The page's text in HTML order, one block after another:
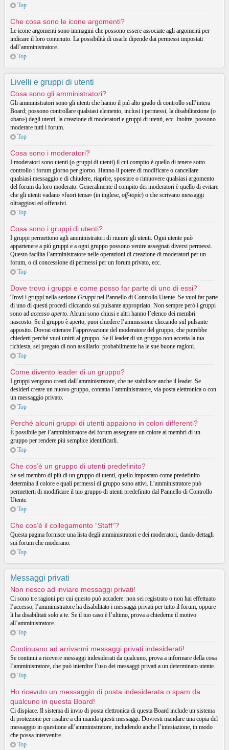
Top
Che cosa sono le icone argomenti?
Le icone argomenti sono immagini che possono essere associate agli argomenti per
indicare il loro contenuto. La possibilità di usarle dipende dai permessi impostati
dall’amministratore.
Top
Livelli e gruppi di utenti
Cosa sono gli amministratori?
Gli amministratori sono gli utenti che hanno il piú alto grado di controllo sull’intera
Board; possono controllare qualsiasi elemento, inclusi i permessi, la disabilitazione (o
«ban») degli utenti, la creazione di moderatori e gruppi di utenti, ecc. Inoltre, possono
moderare tutti i forum.
Top
Cosa sono i moderatori?
I moderatori sono utenti (o gruppi di utenti) il cui compito è quello di tenere sotto
controllo i forum giorno per giorno. Hanno il potere di modificare o cancellare
qualsiasi messaggio e di chiudere, riaprire, spostare o rimuovere qualsiasi argomento
del forum da loro moderato. Generalmente il compito dei moderatori è quello di evitare
che gli utenti vadano «fuori tema» (in inglese, off-topic) o che scrivano messaggi
oltraggiosi ed offensivi.
Top
Cosa sono i gruppi di utenti?
I gruppi permettono agli amministratori di riunire gli utenti. Ogni utente può
appartenere a piú gruppi e a ogni gruppo possono venire assegnati diversi permessi.
Questo facilita l’amministratore nelle operazioni di creazione di moderatori per un
forum, o di concessione di permessi per un forum privato, ecc.
Top
Dove trovo i gruppi e come posso far parte di uno di essi?
Trovi i gruppi nella sezione Gruppi nel Pannello di Controllo Utente. Se vuoi far parte
di uno di questi procedi cliccando sul pulsante appropriato. Non sempre però i gruppi
sono ad accesso aperto. Alcuni sono chiusi e altri hanno l’elenco dei membri
nascosto. Se il gruppo è aperto, puoi chiedere l’ammissione cliccando sul pulsante
apposito. Dovrai ottenere l’approvazione del moderatore del gruppo, che potrebbe
chiederti perché vuoi unirti al gruppo. Se il leader di un gruppo non accetta la tua
richiesta, sei pregato di non assillarlo: probabilmente ha le sue buone ragioni.
Top
Come divento leader di un gruppo?
I gruppi vengono creati dall’amministratore, che ne stabilisce anche il leader. Se
desideri creare un nuovo gruppo, contatta l’amministratore, via posta elettronica o con
un messaggio privato.
Top
Perché alcuni gruppi di utenti appaiono in colori differenti?
È possibile per l’amministratore del forum assegnare un colore ai membri di un
gruppo per rendere piú semplice identificarli.
Top
Che cos’è un gruppo di utenti predefinito?
Se sei membro di piú di un gruppo di utenti, quello impostato come predefinito
determina il colore e quali permessi di gruppo sono attivi. L’amministratore può
permetterti di modificare il tuo gruppo di utenti predefinito dal Pannello di Controllo
Utente.
Top
Che cos’è il collegamento “Staff”?
Questa pagina fornisce una lista degli amministratori e dei moderatori, dando dettagli
sui forum che moderano.
Top
Messaggi privati
Non riesco ad inviare messaggi privati!
Ci sono tre ragioni per cui questo può accadere: non sei registrato o non hai effettuato
l’accesso, l’amministratore ha disabilitato i messaggi privati per tutto il forum, oppure
li ha disabilitati solo a te. Se il tuo caso è l’ultimo, prova a chiederne il motivo
all’amministratore.
Top
Continuano ad arrivarmi messaggi privati indesiderati!
Se continui a ricevere messaggi indesiderati da qualcuno, prova a informare della cosa
l’amministratore, che può interdire l’uso dei messaggi privati a un determinato utente.
Top
Ho ricevuto un messaggio di posta indesiderata o spam da
qualcuno in questa Board!
Ci dispiace. Il sistema di invio di posta elettronica di questa Board include un sistema
di protezione per risalire a chi manda questi messaggi. Dovresti mandare una copia del
messaggio in questione all’amministratore, includendo anche l’intestazione, in modo
che possa intervenire.
Top